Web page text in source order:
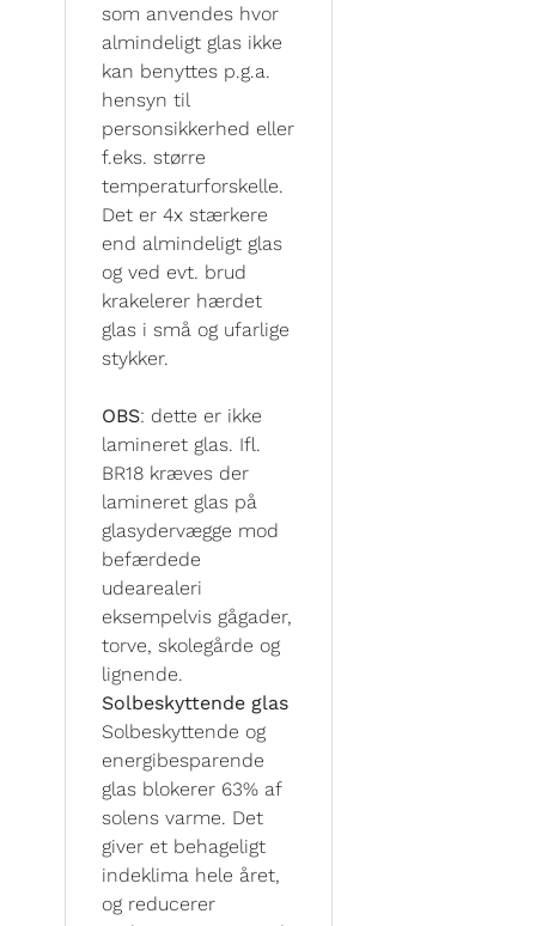
som anvendes hvor
almindeligt glas ikke
kan benyttes p.g.a.
hensyn til
personsikkerhed eller
f.eks. større
temperaturforskelle.
Det er 4x stærkere
end almindeligt glas
og ved evt. brud
krakelerer hærdet
glas i små og ufarlige
stykker.
OBS: dette er ikke
lamineret glas. Ifl.
BR18 kræves der
lamineret glas på
glasydervægge mod
befærdede
udearealeri
eksempelvis gågader,
torve, skolegårde og
lignende.
Solbeskyttende glas
Solbeskyttende og
energibesparende
glas blokerer 63% af
solens varme. Det
giver et behageligt
indeklima hele året,
og reducerer